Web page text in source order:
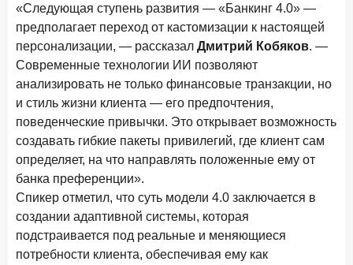
«Следующая ступень развития — «Банкинг 4.0» —
предполагает переход от кастомизации к настоящей
персонализации, — рассказал Дмитрий Кобяков. —
Современные технологии ИИ позволяют
анализировать не только финансовые транзакции, но
и стиль жизни клиента — его предпочтения,
поведенческие привычки. Это открывает возможность
создавать гибкие пакеты привилегий, где клиент сам
определяет, на что направлять положенные ему от
банка преференции».
Спикер отметил, что суть модели 4.0 заключается в
создании адаптивной системы, которая
подстраивается под реальные и меняющиеся
потребности клиента, обеспечивая ему как